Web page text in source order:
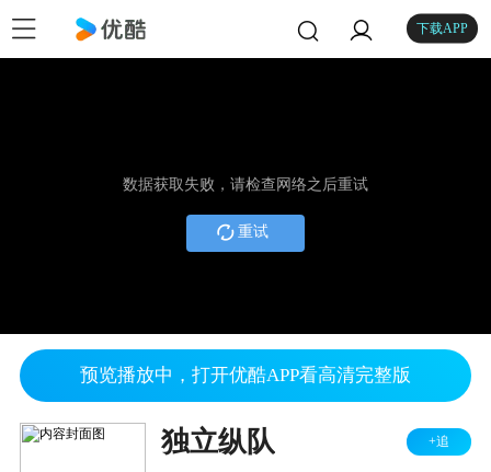
下载APP
数据获取失败，请检查网络之后重试
重试
预览播放中，打开优酷APP看高清完整版
独立纵队 +追